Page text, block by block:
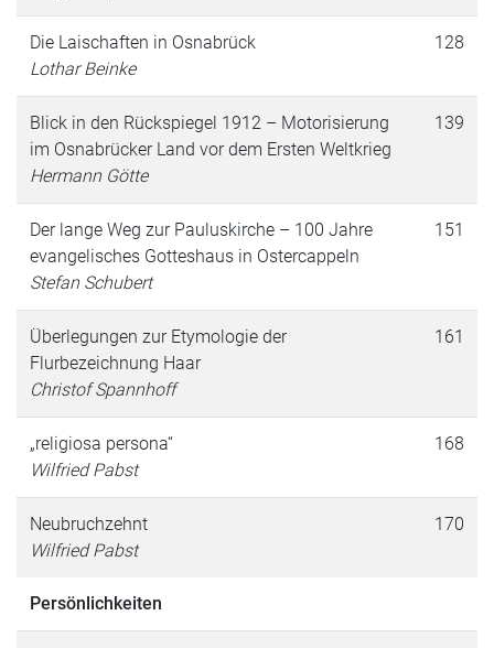
Die Laischaften in Osnabrück
Lothar Beinke
128
Blick in den Rückspiegel 1912 – Motorisierung
im Osnabrücker Land vor dem Ersten Weltkrieg
Hermann Götte
139
Der lange Weg zur Pauluskirche – 100 Jahre
evangelisches Gotteshaus in Ostercappeln
Stefan Schubert
151
Überlegungen zur Etymologie der
Flurbezeichnung Haar
Christof Spannhoff
161
„religiosa persona“
Wilfried Pabst
168
Neubruchzehnt
Wilfried Pabst
170
Persönlichkeiten